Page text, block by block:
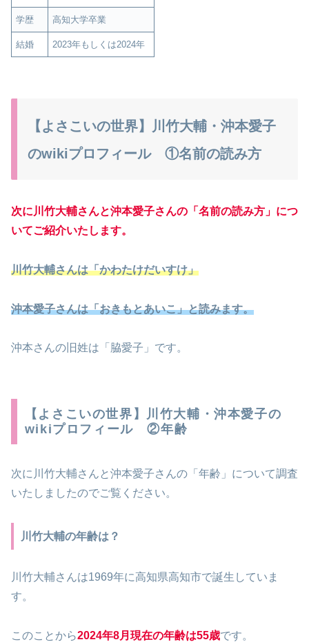
学歴 高知大学卒業
結婚 2023年もしくは2024年
【よさこいの世界】川竹大輔・沖本愛子
のwikiプロフィール ①名前の読み方
次に川竹大輔さんと沖本愛子さんの「名前の読み方」につ
いてご紹介いたします。
川竹大輔さんは「かわたけだいすけ」
沖本愛子さんは「おきもとあいこ」と読みます。
沖本さんの旧姓は「脇愛子」です。
【よさこいの世界】川竹大輔・沖本愛子の
wikiプロフィール ②年齢
次に川竹大輔さんと沖本愛子さんの「年齢」について調査
いたしましたのでご覧ください。
川竹大輔の年齢は？
川竹大輔さんは1969年に高知県高知市で誕生していま
す。
このことから2024年8月現在の年齢は55歳です。